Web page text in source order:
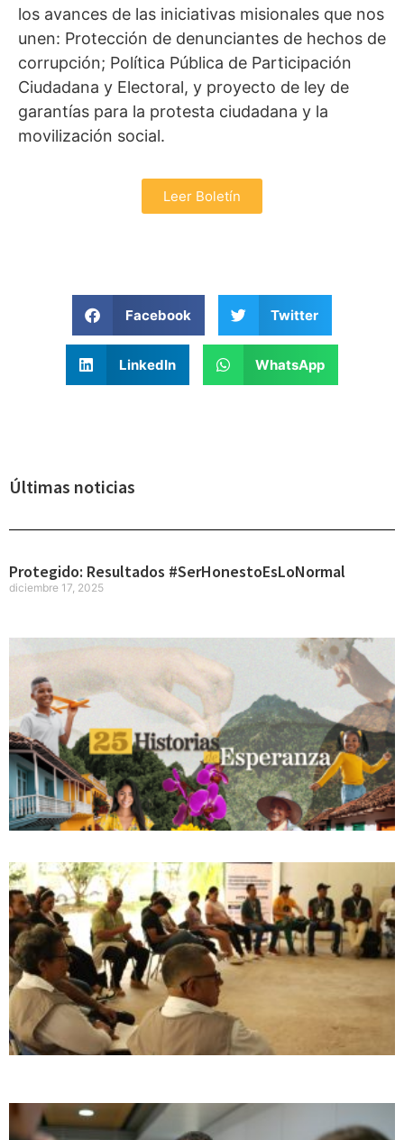
los avances de las iniciativas misionales que nos
unen: Protección de denunciantes de hechos de
corrupción; Política Pública de Participación
Ciudadana y Electoral, y proyecto de ley de
garantías para la protesta ciudadana y la
movilización social.
Leer Boletín
Facebook Twitter
LinkedIn WhatsApp
Últimas noticias
Protegido: Resultados #SerHonestoEsLoNormal
diciembre 17, 2025